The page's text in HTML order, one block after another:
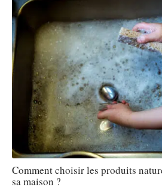
Comment choisir les produits
sa maison ?